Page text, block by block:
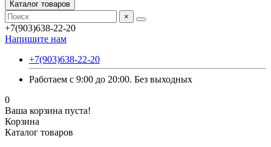
Каталог товаров
×
+7(903)638-22-20
Напишите нам
+7(903)638-22-20
Работаем с 9:00 до 20:00. Без выходных
0
Ваша корзина пуста!
Корзина
Каталог товаров